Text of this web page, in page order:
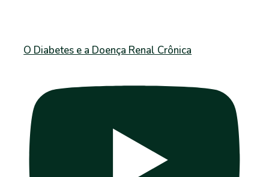
O Diabetes e a Doença Renal Crônica